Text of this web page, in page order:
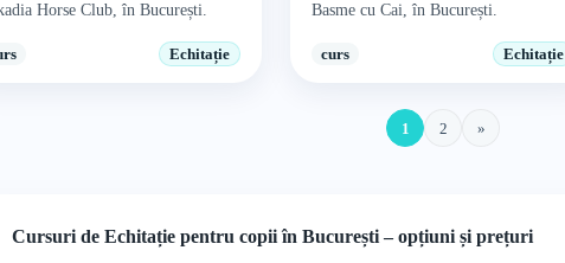
Horse Club, în București.
Echitație
Basme cu Cai, în București.
curs Echitație
1 2 »
Cursuri de Echitație pentru copii în București – opțiuni și prețuri